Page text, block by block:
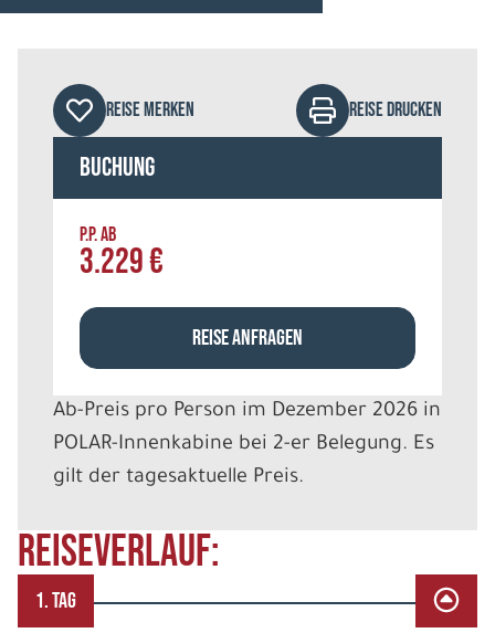
REISEVERLAUF:
1. TAG
REISE MERKEN REISE DRUCKEN
Buchung
P.P. AB
3.229 €
REISE ANFRAGEN
Ab-Preis pro Person im Dezember 2026 in
POLAR-Innenkabine bei 2-er Belegung. Es
gilt der tagesaktuelle Preis.